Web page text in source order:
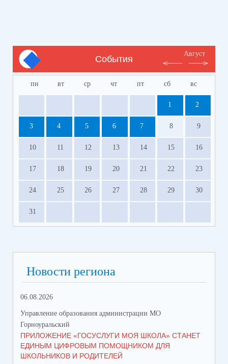
События
Август
пн вт ср чт пт сб вс
1 2
3 4 5 6 7 8 9
10 11 12 13 14 15 16
17 18 19 20 21 22 23
24 25 26 27 28 29 30
31
Новости региона
06.08.2026
Управление образования администрации МО
Горноуральский
ПРИЛОЖЕНИЕ «ГОСУСЛУГИ МОЯ ШКОЛА» СТАНЕТ
ЕДИНЫМ ЦИФРОВЫМ ПОМОЩНИКОМ ДЛЯ
ШКОЛЬНИКОВ И РОДИТЕЛЕЙ